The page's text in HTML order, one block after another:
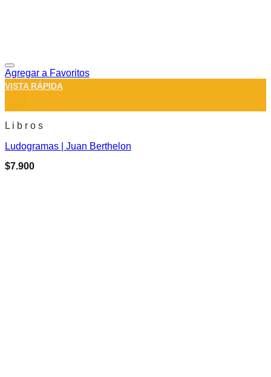
Agregar a Favoritos
+
VISTA RÁPIDA
L i b r o s
Ludogramas | Juan Berthelon
$7.900